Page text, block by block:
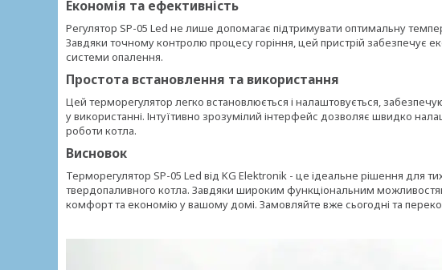
Економія та ефективність
Регулятор SP-05 Led не лише допомагає підтримувати оптимальну
Завдяки точному контролю процесу горіння, цей пристрій забезпечує
системи опалення.
Простота встановлення та використання
Цей терморегулятор легко встановлюється і налаштовується,
у використанні. Інтуїтивно зрозумілий інтерфейс дозволяє швидко
роботи котла.
Висновок
Терморегулятор SP-05 Led від KG Elektronik - це ідеальне рішення для
твердопаливного котла. Завдяки широким функціональним
комфорт та економію у вашому домі. Замовляйте вже сьогодні та